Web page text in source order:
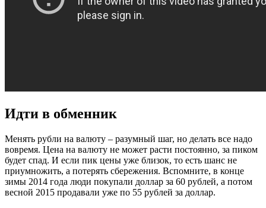
Идти в обменник
Менять рубли на валюту – разумный шаг, но делать все надо
вовремя. Цена на валюту не может расти постоянно, за пиком
будет спад. И если пик цены уже близок, то есть шанс не
приумножить, а потерять сбережения. Вспомните, в конце
зимы 2014 года люди покупали доллар за 60 рублей, а потом
весной 2015 продавали уже по 55 рублей за доллар.